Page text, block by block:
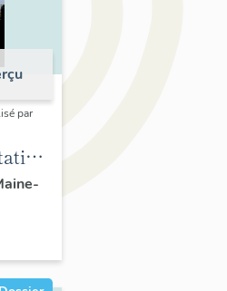
par